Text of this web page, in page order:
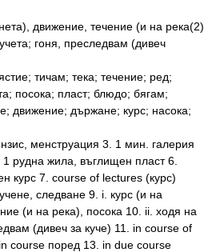
движение, течение (и на река(2)
гоня, преследвам (дивеч
тичам; тека; течение; ред;
посока; пласт; блюдо; бягам;
движение; държане; курс; насока;
менструация 3. 1 мин. галерия
рудна жила, въглищен пласт 6.
курс 7. course of lectures (курс)
следване 9. i. курс (и на
(и на река), посока 10. ii. ходя на
(дивеч за куче) 11. in course of
course поред 13. in due course